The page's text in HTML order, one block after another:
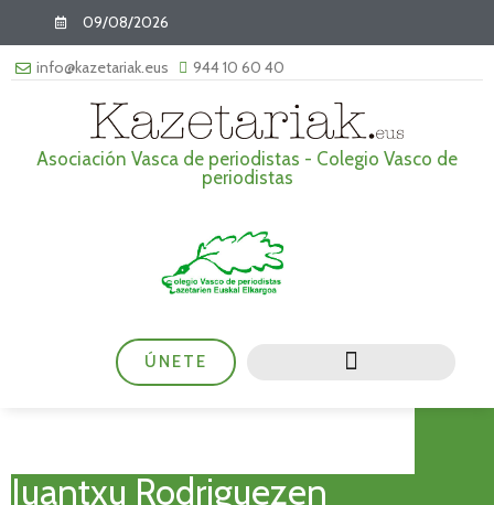
09/08/2026
info@kazetariak.eus 944 10 60 40
Asociación Vasca de periodistas - Colegio Vasco de
periodistas
ÚNETE
Juantxu Rodriguezen